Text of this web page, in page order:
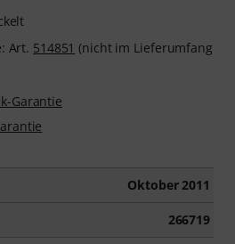
Art. 514851 (nicht im Lieferumfang
Garantie
Oktober 2011
266719